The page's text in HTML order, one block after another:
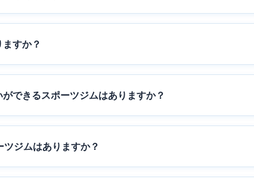
すか？
できるスポーツジムはありますか？
ジムはありますか？